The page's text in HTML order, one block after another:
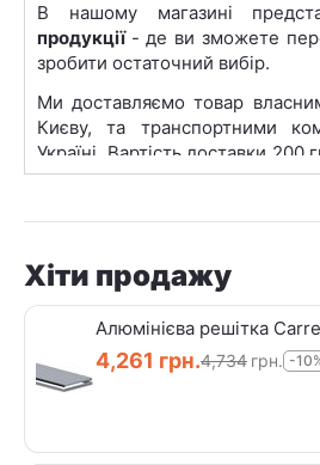
В нашому магазині
продукції - де ви зможете
зробити остаточний вибір.
Ми доставляємо товар
Києву, та транспортними
Україні. Вартість доставки 200
на суму від 20 000 грн. -
Пункти видачі нашої
Одеса, Дніпро, Запоріжжя,
Вінниця.
Хіти продажу
Алюмінієва решітка
4,261 грн.4,734 грн. -